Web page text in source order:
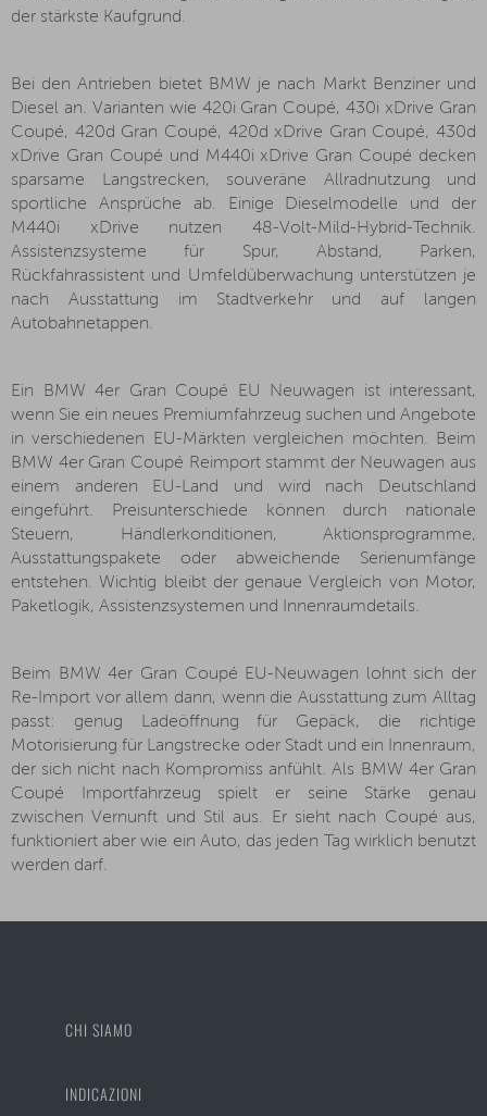
der stärkste Kaufgrund.
Bei den Antrieben bietet BMW je nach Markt Benziner und
Diesel an. Varianten wie 420i Gran Coupé, 430i xDrive Gran
Coupé, 420d Gran Coupé, 420d xDrive Gran Coupé, 430d
xDrive Gran Coupé und M440i xDrive Gran Coupé decken
sparsame Langstrecken, souveräne Allradnutzung und
sportliche Ansprüche ab. Einige Dieselmodelle und der
M440i xDrive nutzen 48-Volt-Mild-Hybrid-Technik.
Assistenzsysteme für Spur, Abstand, Parken,
Rückfahrassistent und Umfeldüberwachung unterstützen je
nach Ausstattung im Stadtverkehr und auf langen
Autobahnetappen.
Ein BMW 4er Gran Coupé EU Neuwagen ist interessant,
wenn Sie ein neues Premiumfahrzeug suchen und Angebote
in verschiedenen EU-Märkten vergleichen möchten. Beim
BMW 4er Gran Coupé Reimport stammt der Neuwagen aus
einem anderen EU-Land und wird nach Deutschland
eingeführt. Preisunterschiede können durch nationale
Steuern, Händlerkonditionen, Aktionsprogramme,
Ausstattungspakete oder abweichende Serienumfänge
entstehen. Wichtig bleibt der genaue Vergleich von Motor,
Paketlogik, Assistenzsystemen und Innenraumdetails.
Beim BMW 4er Gran Coupé EU-Neuwagen lohnt sich der
Re-Import vor allem dann, wenn die Ausstattung zum Alltag
passt: genug Ladeöffnung für Gepäck, die richtige
Motorisierung für Langstrecke oder Stadt und ein Innenraum,
der sich nicht nach Kompromiss anfühlt. Als BMW 4er Gran
Coupé Importfahrzeug spielt er seine Stärke genau
zwischen Vernunft und Stil aus. Er sieht nach Coupé aus,
funktioniert aber wie ein Auto, das jeden Tag wirklich benutzt
werden darf.
CHI SIAMO
INDICAZIONI